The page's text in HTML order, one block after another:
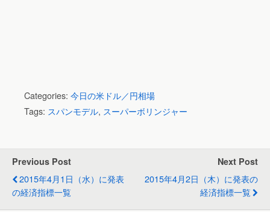
Categories: 今日の米ドル／円相場
Tags: スパンモデル, スーパーボリンジャー
Previous Post
2015年4月1日（水）に発表
の経済指標一覧
Next Post
2015年4月2日（木）に発表の
経済指標一覧